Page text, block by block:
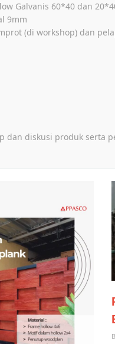
Galvanis 60*40 dan
9mm
(di workshop) dan
dan diskusi produk serta